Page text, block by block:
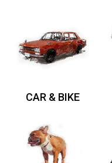
CAR & BIKE